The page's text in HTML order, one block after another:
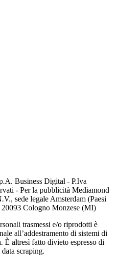
Business Digital - P.Iva
- Per la pubblicità Mediamond
sede legale Amsterdam (Paesi
Cologno Monzese (MI)
trasmessi e/o riprodotti è
all’addestramento di sistemi di
È altresì fatto divieto espresso di
scraping.